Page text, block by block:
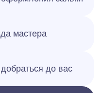
мастера
до вас